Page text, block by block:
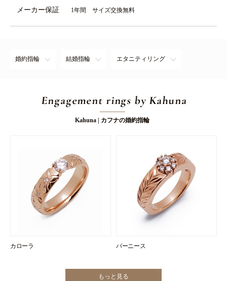
メーカー保証 1年間 サイズ交換無料
婚約指輪 結婚指輪 エタニティリング
Engagement rings by Kahuna
Kahuna | カフナの婚約指輪
カローラ バーニース
もっと見る